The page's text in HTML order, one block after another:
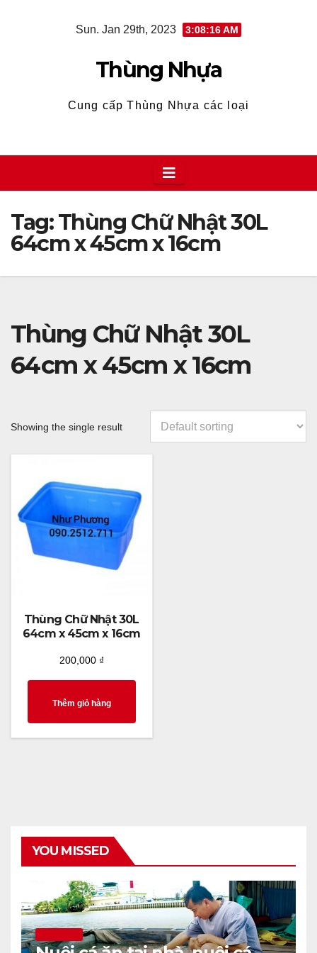
Sun. Jan 29th, 2023 3:08:16 AM
Thùng Nhựa
Cung cấp Thùng Nhựa các loại
Tag:Thùng Chữ Nhật 30L
64cm x 45cm x 16cm
Thùng Chữ Nhật 30L
64cm x 45cm x 16cm
Showing the single result
Thùng Chữ Nhật 30L
64cm x 45cm x 16cm
200,000 ₫
Thêm giỏ hàng
YOU MISSED